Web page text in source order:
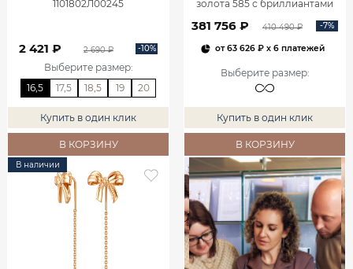
1101802Л00245
2 421 ₽ 2 690 ₽ -10%
Выберите размер:
16,5
17,5 18,5 19 20
Купить в один клик
В КОРЗИНУ
золота 585 с бриллиантами
381 756 ₽ 410 490 ₽ -7%
от63 626 ₽x 6 платежей
Выберите размер:
Купить в один клик
В КОРЗИНУ
В наличии